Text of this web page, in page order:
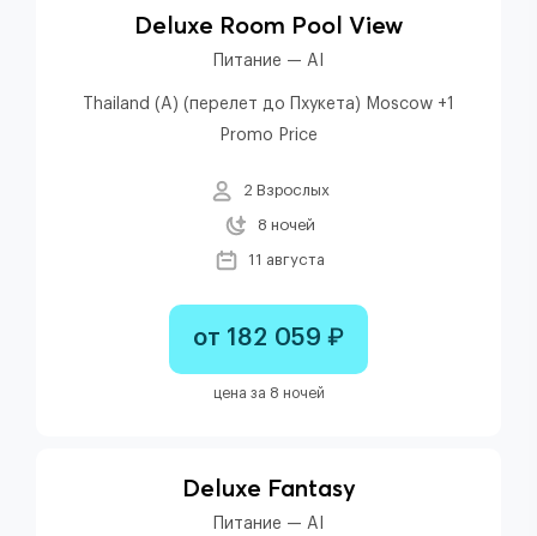
Deluxe Room Pool View
Питание — AI
Thailand (A) (перелет до Пхукета) Moscow +1
Promo Price
2 Взрослых
8 ночей
11 августа
от 182 059 ₽
цена за 8 ночей
Deluxe Fantasy
Питание — AI